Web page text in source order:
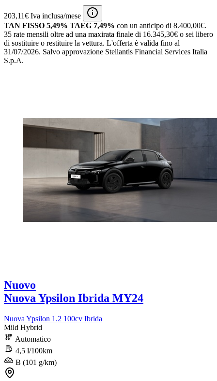
203,11€ Iva inclusa/mese
TAN FISSO 5,49% TAEG 7,49% con un anticipo di 8.400,00€.
35 rate mensili oltre ad una maxirata finale di 16.345,30€ o sei libero
di sostituire o restituire la vettura. L'offerta è valida fino al
31/07/2026. Salvo approvazione Stellantis Financial Services Italia
S.p.A.
Nuovo
Nuova Ypsilon Ibrida MY24
Nuova Ypsilon 1.2 100cv Ibrida
Mild Hybrid
Automatico
4,5 l/100km
B (101 g/km)